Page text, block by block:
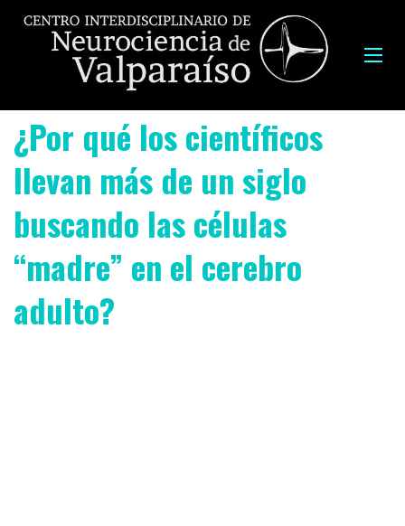
¿Por qué los científicos
llevan más de un siglo
buscando las células
“madre” en el cerebro
adulto?